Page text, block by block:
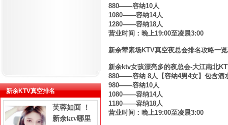
880——容纳10人
1080——容纳14人
1280——容纳18人
营业时间：晚上19:00至凌晨3:00
新余荤素场KTV真空夜总会排名攻略一
新余ktv女孩漂亮多的夜总会-大江南北
880——容纳 8人【容纳4男4女】包含酒
980——容纳10人
1080——容纳14人
1180——容纳18人
营业时间：晚上19:00至凌晨3:00
新余KTV真空排名
芙蓉如面 ！
新余ktv哪里